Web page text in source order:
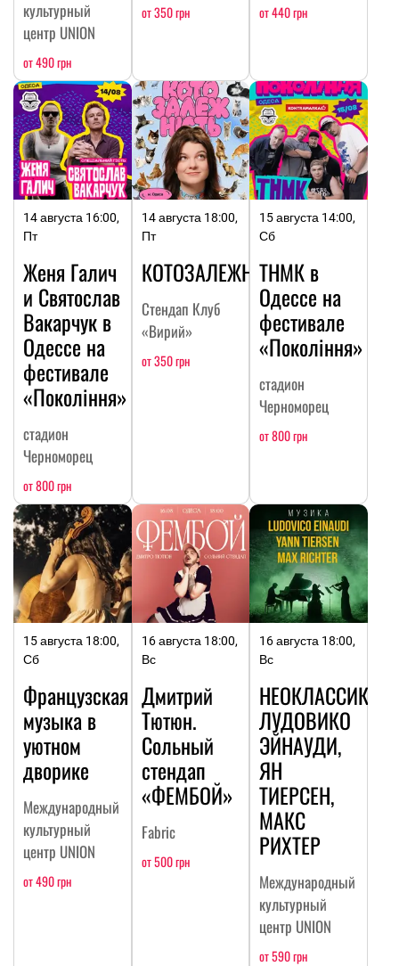
культурный
центр UNION
от 490 грн
от 350 грн от 440 грн
14 августа 16:00,
Пт
Женя Галич
и Святослав
Вакарчук в
Одессе на
фестивале
«Покоління»
стадион
Черноморец
от 800 грн
14 августа 18:00,
Пт
КОТОЗАЛЕЖНОСТЬ
Стендап Клуб
«Вирий»
от 350 грн
15 августа 14:00,
Сб
ТНМК в
Одессе на
фестивале
«Покоління»
стадион
Черноморец
от 800 грн
15 августа 18:00,
Сб
Французская
музыка в
уютном
дворике
Международный
культурный
центр UNION
от 490 грн
16 августа 18:00,
Вс
Дмитрий
Тютюн.
Сольный
стендап
«ФЕМБОЙ»
Fabric
от 500 грн
16 августа 18:00,
Вс
НЕОКЛАССИКА:
ЛУДОВИКО
ЭЙНАУДИ,
ЯН
ТИЕРСЕН,
МАКС
РИХТЕР
Международный
культурный
центр UNION
от 590 грн